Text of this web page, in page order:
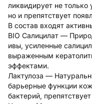
ликвидирует не
но и препятствует
В состав входят
BIO Салицилат —
ивы, усиленные
выраженным
эффектами.
Лактулоза —
барьерные функции
бактерий,